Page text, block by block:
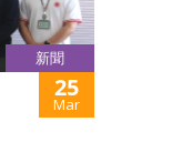
新聞
25
Mar